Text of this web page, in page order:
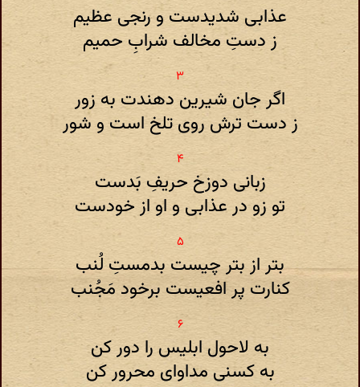
عذابی شدیدست و رنجی عظیم
ز دستِ مخالف شرابِ حمیم
اگر جان شیرین دهندت به زور
ز دست ترش روی تلخ است و شور
زبانی دوزخ حریفِ بَدست
تو زو در عذابی و او از خودست
بتر از بتر چیست بدمستِ لُنب
کنارت پر افعیست برخود مَجُنب
به لاحول ابلیس را دور کن
به کسنی مداوای محرور کن